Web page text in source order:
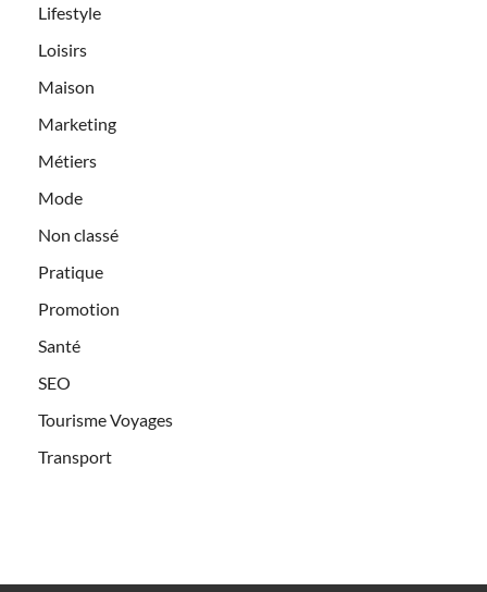
Lifestyle
Loisirs
Maison
Marketing
Métiers
Mode
Non classé
Pratique
Promotion
Santé
SEO
Tourisme Voyages
Transport